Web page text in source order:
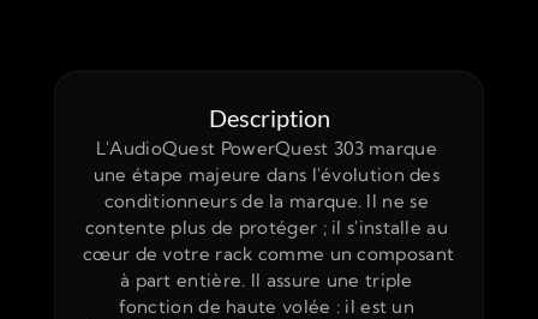
Description
L'AudioQuest PowerQuest 303 marque
une étape majeure dans l'évolution des
conditionneurs de la marque. Il ne se
contente plus de protéger ; il s'installe au
cœur de votre rack comme un composant
à part entière. Il assure une triple
fonction de haute volée : il est un